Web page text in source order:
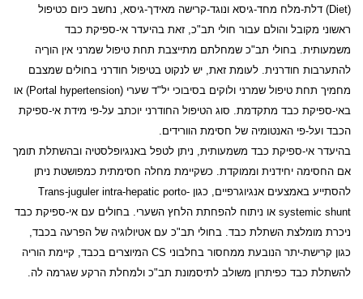
(
Diet) דלת-מלח מחד-גיסא ונוגד-קרישה מאידך-גיסא, נחשב כיום כטיפול
ראשוני מקובל והולם עבור חולי תב"כ, זאת בהיעדר אי-ספיקת כבד
משמעותית. בחולי תב"כ שמחלתם מתייצבת תחת טיפול שמרני אין הוךיה
להתערבות חודרנית. לעומת זאת, יש לנקוט בטיפול חודרני בחולים שמצבם
מחמיך תחת טיפול שמרני ולוקים בסיבוכי יל"ד שערי (Portal hypertension) או
באי-ספיקת כבד מתקדמת. סוג הטיפול החודרני יוכתב על-פי מידת אי-ספיקת
הכבד ועל-פי האנטומיה של חסימת הוורידים.
בהיעדר אי-ספיקת כבד משמעותית, ניתן לטפל באנגיופלסטיה ובהשתלת תומך
אם החסימה יחידנית וממוקדת. כשקיימת מחלה חסימתית כמפושטת ניתן
להסתייע באמצעים אנגיוגרפיים, כגון Trans-juguler intra-hepatic porto-
systemic shunt או ניתוח להפחתת הלחץ השערי. בחולים עם אי-ספיקת כבד
ניכרת מומלצת השתלת כבד. בחולי תב"כ עם אטיולוגיה של הפרעה בכבד,
כגון קרישת-יתר הנובעת ממחסור בחלבוני CS המיוצרים בכבד, קיימת הוריה
להשתלת כבד כפיתרון משולב לתיסמונת תב"כ ולמחלת הרקע שגרמה לה.